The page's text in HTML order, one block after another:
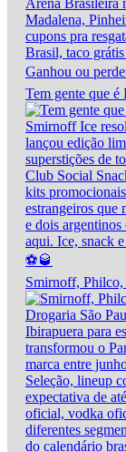
Tem gente que é
Smirnoff, Philco,